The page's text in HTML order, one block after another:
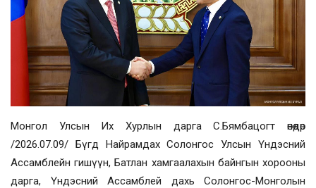
Монгол Улсын Их Хурлын дарга С.Бямбацогт өнөөдөр
/2026.07.09/ Бүгд Найрамдах Солонгос Улсын Үндэсний
Ассамблейн гишүүн, Батлан хамгаалахын байнгын хорооны
дарга, Үндэсний Ассамблей дахь Солонгос-Монголын